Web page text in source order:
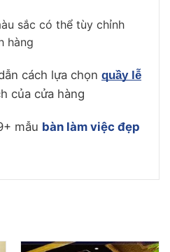
sắc có thể tùy chỉnh
hàng
cách lựa chọn quầy lễ
của cửa hàng
mẫu bàn làm việc đẹp